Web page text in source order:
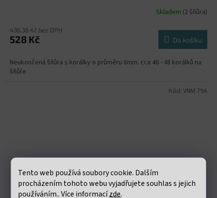
Tento web používá soubory cookie. Dalším
procházením tohoto webu vyjadřujete souhlas s jejich
používáním.. Více informacízde.
Skladem (2 šňůra)
436,36 Kč bez DPH
528 Kč Do košíku
Neukončená šňůra s korálky o průměru 8mm. cca 46 - 48 korálků na
šňůře
Kód: VNM 79A